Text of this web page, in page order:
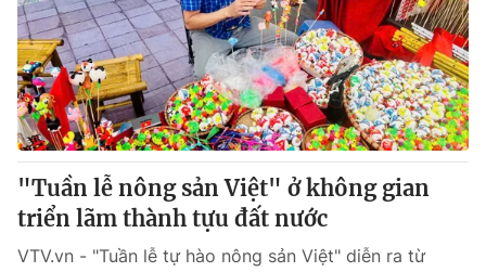
"Tuần lễ nông sản Việt" ở không gian
triển lãm thành tựu đất nước
VTV.vn - "Tuần lễ tự hào nông sản Việt" diễn ra từ